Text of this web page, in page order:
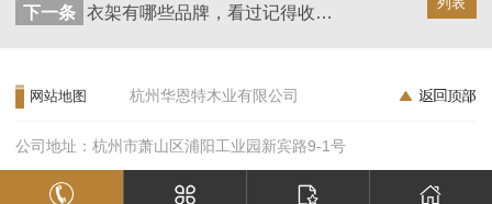
下一条
衣架有哪些品牌，看过记得收藏【华恩衣架】
网站地图 杭州华恩特木业有限公司
公司地址：杭州市萧山区浦阳工业园新宾路9-1号